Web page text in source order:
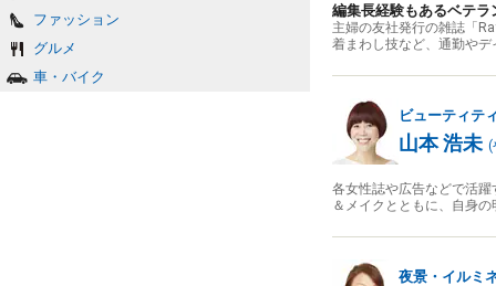
ファッション
グルメ
車・バイク
編集長経験もあるベテ
主婦の友社発行の雑誌「
着まわし技など、通勤や
ビューティテ
山本 浩未 (
各女性誌や広告などで活
＆メイクとともに、自身
夜景・イルミ